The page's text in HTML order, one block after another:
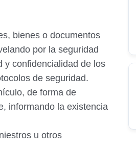
bienes o documentos
por la seguridad
y confidencialidad de los
de seguridad.
de forma de
informando la existencia
u otros